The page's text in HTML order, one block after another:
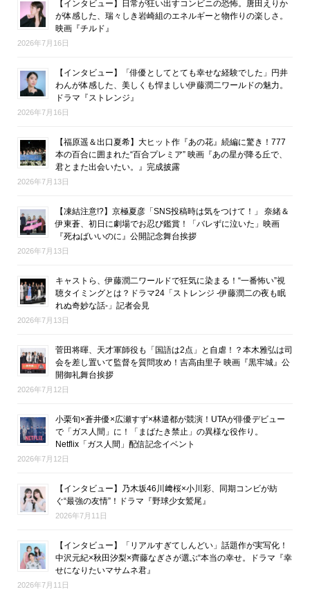
【インタビュー】日常が狂い出すコンビニの恐怖。唐田えりか
が体感した、瑞々しき岩崎組のエネルギーと物作りの楽しさ。
映画『チルド』
2026年7月16日
【インタビュー】「俳優としてとても幸せな経験でした」円井
わんが体感した、美しくも悍ましい伊藤潤二ワールドの魅力。
ドラマ『ストレンジ』
2026年7月16日
【福原遥＆出口夏希】大ヒット作『あの花』続編に驚き！777
本の百合に囲まれた“百合プレミア” 映画『あの星が降る丘で、
君とまた出会いたい。』完成披露
2026年7月13日
【凍結注意!?】京極夏彦「SNS投稿時は気をつけて！」 奈緒＆
伊東蒼、初日に劇場でお忍び鑑賞！「バレずに泣いた」映画
『死ねばいいのに』公開記念舞台挨拶
2026年7月13日
キャストら、伊藤潤二ワールドで狂気に染まる！“一番怖い”視
聴タイミングとは？ドラマ24「ストレンジ -伊藤潤二の夜も眠
れぬ奇妙な話-」記者会見
2026年7月13日
菅田将暉、天才軍師役も「国語は2点」と自虐！？本木雅弘は司
会を差し置いて監督を質問攻め！吉高由里子 映画『黒牢城』公
開御礼舞台挨拶
2026年7月12日
小栗旬×蒼井優×広瀬すず×林遣都が競演！UTAが俳優デビュー
で「ガス人間」に！「まばたき禁止」の異様な役作り。
Netflix「ガス人間」配信記念イベント
2026年7月12日
【インタビュー】乃木坂46川﨑桜×小川彩、同期コンビが紡
ぐ“最強の友情”！ドラマ『野球少女鷲尾』
2026年7月11日
【インタビュー】「リアルすぎてしんどい」話題作が実写化！
中沢元紀×秋田汐梨×齊藤なぎさが選ぶ“本当の幸せ。ドラマ『幸
せになりたいマサムネ君』
2026年7月11日